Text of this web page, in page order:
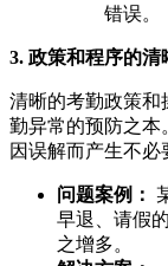
错误。
3. 政策和程序的
清晰的考勤政策和
勤异常的预防之本
因误解而产生不必
问题案例：
早退、请假
之增多。